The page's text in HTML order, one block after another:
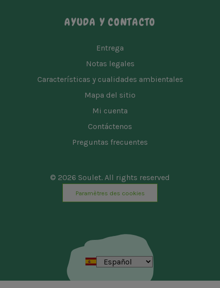
AYUDA Y CONTACTO
Entrega
Notas legales
Características y cualidades ambientales
Mapa del sitio
Mi cuenta
Contáctenos
Preguntas frecuentes
© 2026 Soulet. All rights reserved
Paramètres des cookies